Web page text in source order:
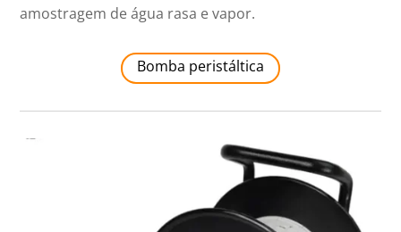
amostragem de água rasa e vapor.
Bomba peristáltica